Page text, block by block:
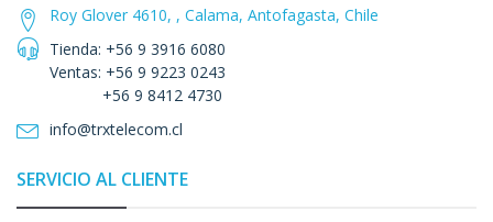
Roy Glover 4610, , Calama, Antofagasta, Chile
Tienda: +56 9 3916 6080
Ventas: +56 9 9223 0243
+56 9 8412 4730
info@trxtelecom.cl
SERVICIO AL CLIENTE